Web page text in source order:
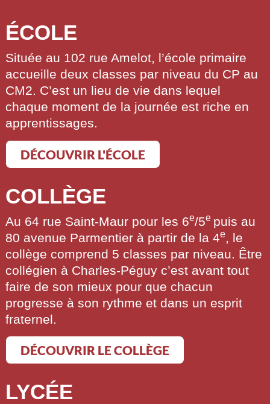
ÉCOLE
Située au 102 rue Amelot, l’école primaire
accueille deux classes par niveau du CP au
CM2. C’est un lieu de vie dans lequel
chaque moment de la journée est riche en
apprentissages.
DÉCOUVRIR L'ÉCOLE
COLLÈGE
Au 64 rue Saint-Maur pour les 6e/5e puis au
80 avenue Parmentier à partir de la 4e, le
collège comprend 5 classes par niveau. Être
collégien à Charles-Péguy c’est avant tout
faire de son mieux pour que chacun
progresse à son rythme et dans un esprit
fraternel.
DÉCOUVRIR LE COLLÈGE
LYCÉE